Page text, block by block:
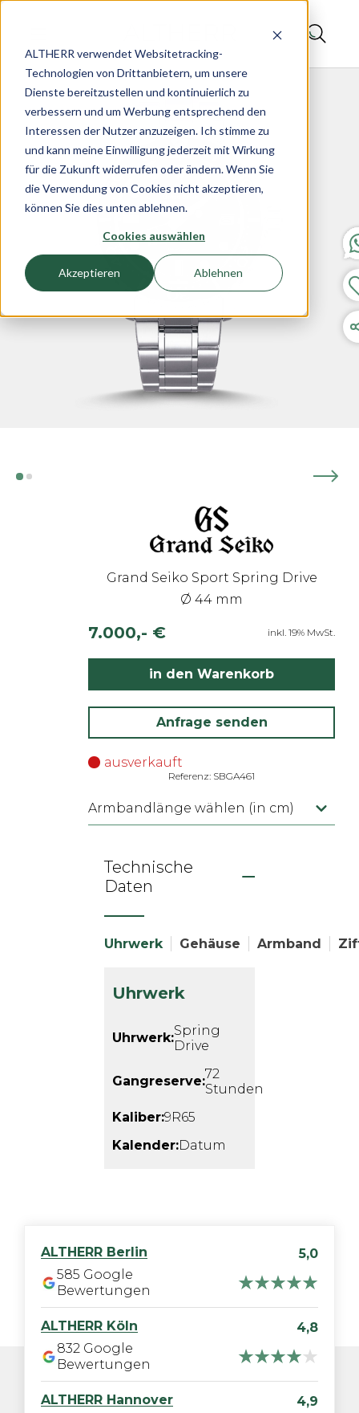
ALTHERR verwendet Websitetracking-
Technologien von Drittanbietern, um unsere
Dienste bereitzustellen und kontinuierlich zu
verbessern und um Werbung entsprechend den
Interessen der Nutzer anzuzeigen. Ich stimme zu
und kann meine Einwilligung jederzeit mit Wirkung
für die Zukunft widerrufen oder ändern. Wenn Sie
die Verwendung von Cookies nicht akzeptieren,
können Sie dies unten ablehnen.
Cookies auswählen
Akzeptieren Ablehnen
Grand Seiko Sport Spring Drive
Ø 44 mm
7.000,- € inkl. 19% MwSt.
in den Warenkorb
Anfrage senden
ausverkauft
Referenz: SBGA461
Armbandlänge wählen (in cm)
Technische
Daten
Uhrwerk Gehäuse Armband
Uhrwerk
Uhrwerk:Spring
Drive
Gangreserve:72
Stunden
Kaliber:9R65
Kalender:Datum
ALTHERR Berlin
5,0
585 Google
Bewertungen
ALTHERR Köln
4,8
832 Google
Bewertungen
ALTHERR Hannover
4,9